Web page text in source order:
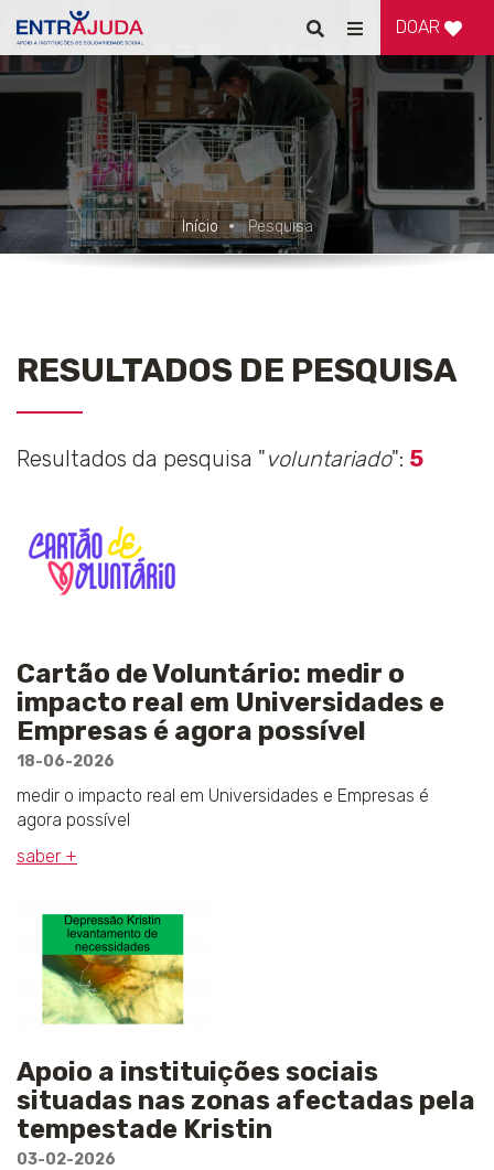
Pesquisar
Alternar
navegação
DOAR
Início Pesquisa
RESULTADOS DE PESQUISA
Resultados da pesquisa "voluntariado": 5
Cartão de Voluntário: medir o
impacto real em Universidades e
Empresas é agora possível
18-06-2026
medir o impacto real em Universidades e Empresas é
agora possível
saber +
Apoio a instituições sociais
situadas nas zonas afectadas pela
tempestade Kristin
03-02-2026